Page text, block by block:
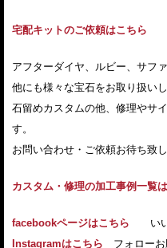
宅配キットのご依頼はこちら
アフターダイヤ、ルビー、サフ
他にも様々な宝石をお取り扱いし
石留めカスタムの他、修理やサ
す。
お問い合わせ・ご依頼お待ち致
カスタム・修理の加工事例一覧
facebookページはこちら いい
Instagramはこちら フォローお